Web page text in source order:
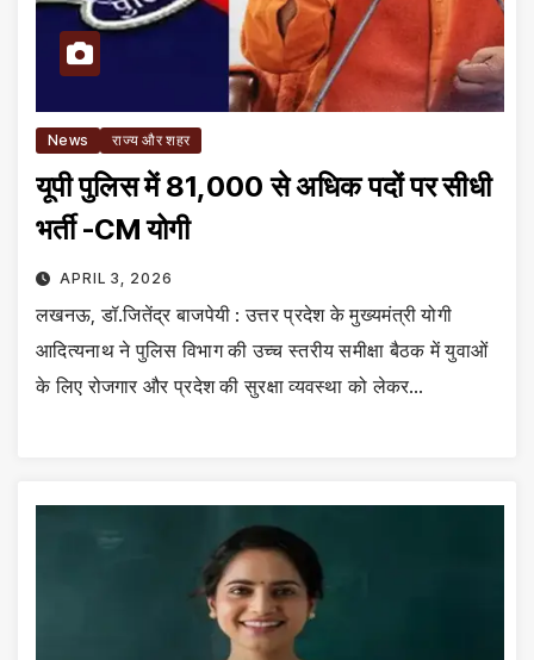
News राज्य और शहर
यूपी पुलिस में 81,000 से अधिक पदों पर सीधी
भर्ती -CM योगी
APRIL 3, 2026
लखनऊ, डॉ.जितेंद्र बाजपेयी : उत्तर प्रदेश के मुख्यमंत्री योगी
आदित्यनाथ ने पुलिस विभाग की उच्च स्तरीय समीक्षा बैठक में युवाओं
के लिए रोजगार और प्रदेश की सुरक्षा व्यवस्था को लेकर…